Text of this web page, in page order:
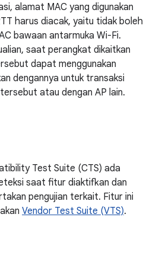
alamat MAC yang digunakan
harus diacak, yaitu tidak boleh
bawaan antarmuka Wi-Fi.
saat perangkat dikaitkan
dapat menggunakan
dengannya untuk transaksi
atau dengan AP lain.
Test Suite (CTS) ada
saat fitur diaktifkan dan
pengujian terkait. Fitur ini
Vendor Test Suite (VTS).